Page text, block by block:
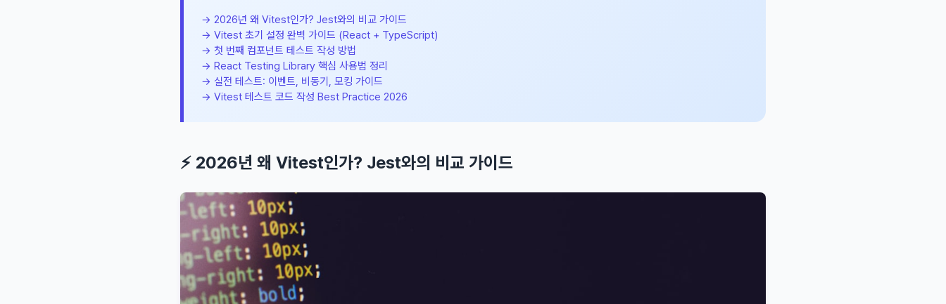
→ 2026년 왜 Vitest인가? Jest와의 비교 가이드
→ Vitest 초기 설정 완벽 가이드 (React + TypeScript)
→ 첫 번째 컴포넌트 테스트 작성 방법
→ React Testing Library 핵심 사용법 정리
→ 실전 테스트: 이벤트, 비동기, 모킹 가이드
→ Vitest 테스트 코드 작성 Best Practice 2026
⚡ 2026년 왜 Vitest인가? Jest와의 비교 가이드